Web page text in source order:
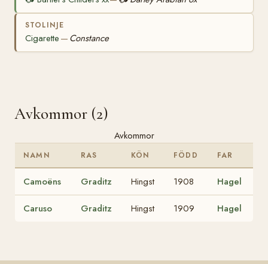
STOLINJE
Cigarette — Constance
Avkommor (2)
Avkommor
NAMN RAS KÖN FÖDD FAR
Camoëns Graditz Hingst 1908 Hagel
Caruso Graditz Hingst 1909 Hagel